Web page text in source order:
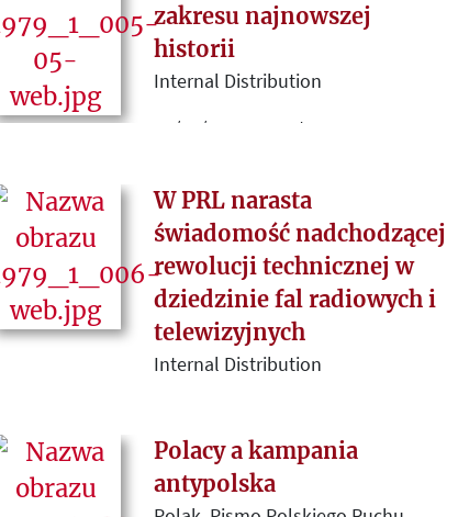
zakresu najnowszej
historii
Internal Distribution
13/01/1979 sygnatura:
W PRL narasta
świadomość nadchodzącej
rewolucji technicznej w
dziedzinie fal radiowych i
telewizyjnych
Internal Distribution
Polacy a kampania
antypolska